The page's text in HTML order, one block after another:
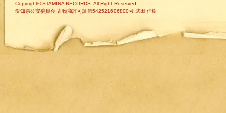
Copyright© STAMINA RECORDS. All Right Reserved.
愛知県公安委員会 古物商許可証第542521606800号 武田 佳樹